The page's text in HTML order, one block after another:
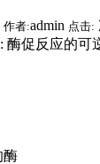
作者:admin 点击:
酶促反应的
酶